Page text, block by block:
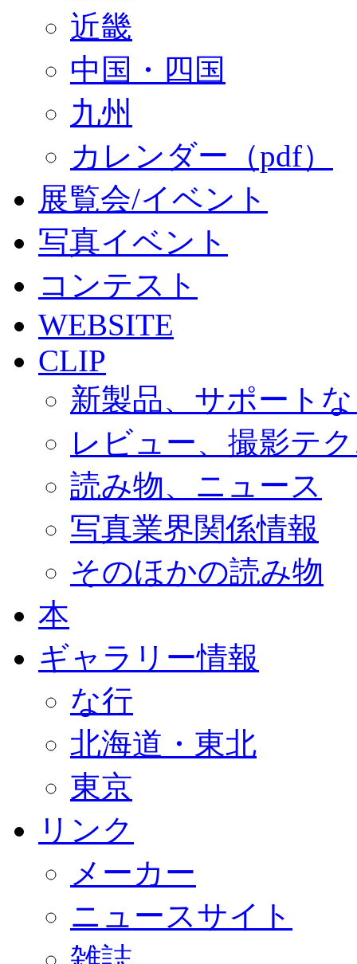
近畿
中国・四国
九州
カレンダー（pdf）
展覧会/イベント
写真イベント
コンテスト
WEBSITE
CLIP
新製品、サポート
レビュー、撮影テ
読み物、ニュース
写真業界関係情報
そのほかの読み物
本
ギャラリー情報
な行
北海道・東北
東京
リンク
メーカー
ニュースサイト